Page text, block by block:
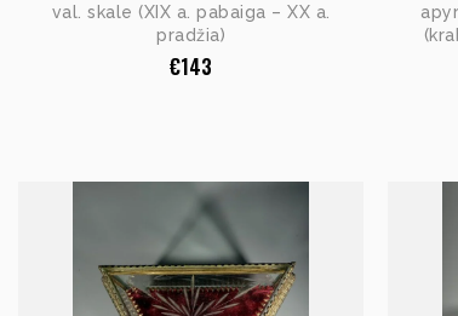
val. skale (XIX a. pabaiga – XX a.
pradžia)
€143